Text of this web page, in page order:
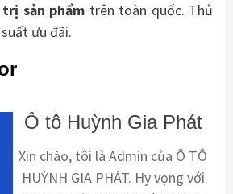
sản phẩm trên toàn quốc. Thủ
ưu đãi.
Ô tô Huỳnh Gia Phát
Xin chào, tôi là Admin của Ô TÔ
HUỲNH GIA PHÁT. Hy vọng với